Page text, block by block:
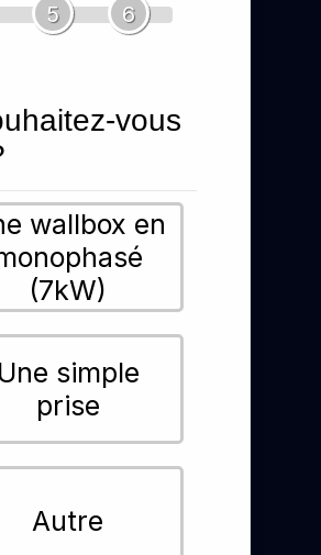
5 6
vous
wallbox en
(7kW)
Une simple
prise
Autre